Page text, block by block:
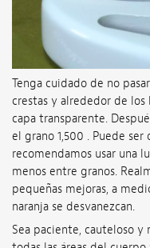
Tenga cuidado de no
crestas y alrededor de
capa transparente.
el grano 1,500 . Puede
recomendamos usar una
menos entre granos.
pequeñas mejoras, a
naranja se desvanezcan.
Sea paciente, cauteloso